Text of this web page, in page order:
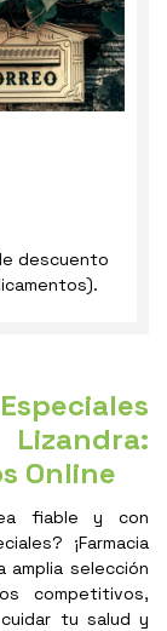
descuento
Online
fiable y con
¡Farmacia
amplia selección
competitivos,
tu salud y